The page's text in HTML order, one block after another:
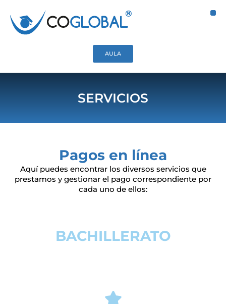
contenido
AULA
SERVICIOS
Pagos en línea
Aquí puedes encontrar los diversos servicios que
prestamos y gestionar el pago correspondiente por
cada uno de ellos:
BACHILLERATO